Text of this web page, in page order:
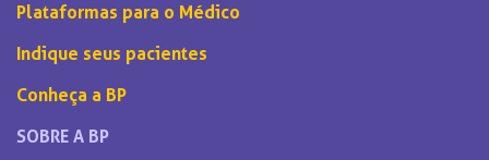
Plataformas para o Médico
Indique seus pacientes
Conheça a BP
SOBRE A BP